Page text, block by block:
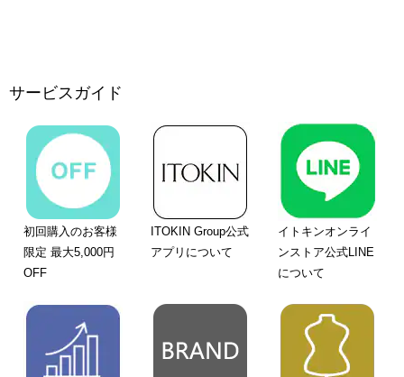
サービスガイド
初回購入のお客様
限定 最大5,000円
OFF
ITOKIN Group公式
アプリについて
イトキンオンライ
ンストア公式LINE
について